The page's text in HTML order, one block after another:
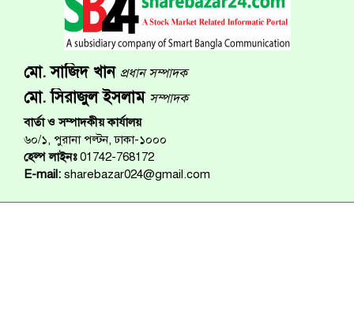
মো. সাজিদ খান প্রধান সম্পাদক
মো. সিরাজুল ইসলাম সম্পাদক
বার্তা ও সম্পাদকীয় কার্যালয়
৬০/১, পুরানা পল্টন, ঢাকা-১০০০
হেল্প লাইনঃ01742-768172
E-mail: sharebazar024@gmail.com